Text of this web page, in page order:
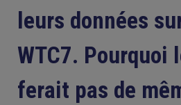
leurs données
WTC7. Pourquoi
ferait pas de